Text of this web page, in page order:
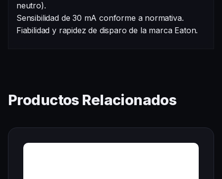
neutro).
Sensibilidad de 30 mA conforme a normativa.
Fiabilidad y rapidez de disparo de la marca Eaton.
Productos Relacionados